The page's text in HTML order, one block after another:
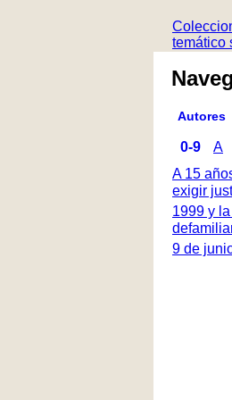
temático
Autores
0-9 A
A 15
exigir
1999 y
9 de